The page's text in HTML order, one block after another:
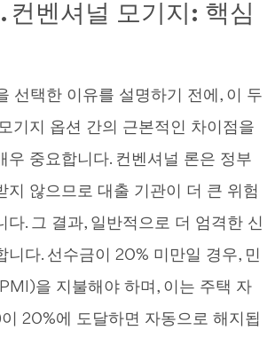
컨벤셔널 모기지: 핵심
선택한 이유를 설명하기 전에, 이 두
기지 옵션 간의 근본적인 차이점을
우 중요합니다. 컨벤셔널 론은 정부
지 않으므로 대출 기관이 더 큰 위험
다. 그 결과, 일반적으로 더 엄격한 신
니다. 선수금이 20% 미만일 경우, 민
을 지불해야 하며, 이는 주택 자
20%에 도달하면 자동으로 해지됩